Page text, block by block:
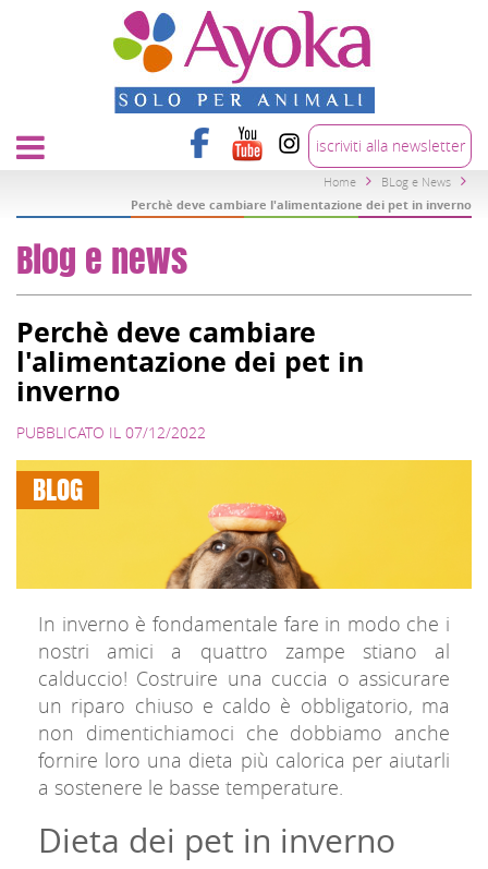
iscriviti alla newsletter
Home
BLog e News
Perchè deve cambiare l'alimentazione dei pet in inverno
Blog e news
Perchè deve cambiare
l'alimentazione dei pet in
inverno
PUBBLICATO IL 07/12/2022
BLOG
In inverno è fondamentale fare in modo che i
nostri amici a quattro zampe stiano al
calduccio! Costruire una cuccia o assicurare
un riparo chiuso e caldo è obbligatorio, ma
non dimentichiamoci che dobbiamo anche
fornire loro una dieta più calorica per aiutarli
a sostenere le basse temperature.
Dieta dei pet in inverno